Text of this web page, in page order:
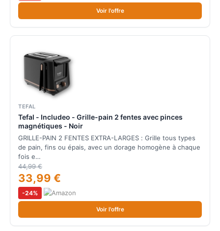
Voir l'offre
TEFAL
Tefal - Includeo - Grille-pain 2 fentes avec pinces
magnétiques - Noir
GRILLE-PAIN 2 FENTES EXTRA-LARGES : Grille tous types
de pain, fins ou épais, avec un dorage homogène à chaque
fois e…
44,99 €
33,99 €
-24%
Voir l'offre